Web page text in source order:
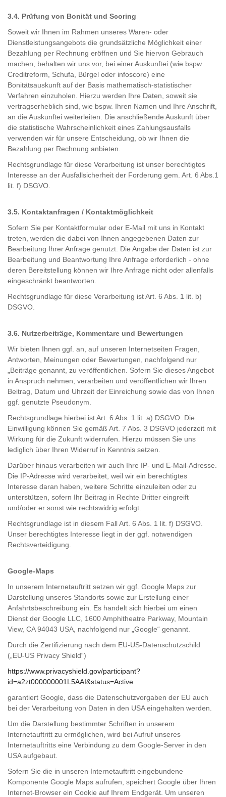
3.4. Prüfung von Bonität und Scoring
Soweit wir Ihnen im Rahmen unseres Waren- oder
Dienstleistungsangebots die grundsätzliche Möglichkeit einer
Bezahlung per Rechnung eröffnen und Sie hiervon Gebrauch
machen, behalten wir uns vor, bei einer Auskunftei (wie bspw.
Creditreform, Schufa, Bürgel oder infoscore) eine
Bonitätsauskunft auf der Basis mathematisch-statistischer
Verfahren einzuholen. Hierzu werden Ihre Daten, soweit sie
vertragserheblich sind, wie bspw. Ihren Namen und Ihre Anschrift,
an die Auskunftei weiterleiten. Die anschließende Auskunft über
die statistische Wahrscheinlichkeit eines Zahlungsausfalls
verwenden wir für unsere Entscheidung, ob wir Ihnen die
Bezahlung per Rechnung anbieten.
Rechtsgrundlage für diese Verarbeitung ist unser berechtigtes
Interesse an der Ausfallsicherheit der Forderung gem. Art. 6 Abs.1
lit. f) DSGVO.
3.5. Kontaktanfragen / Kontaktmöglichkeit
Sofern Sie per Kontaktformular oder E-Mail mit uns in Kontakt
treten, werden die dabei von Ihnen angegebenen Daten zur
Bearbeitung Ihrer Anfrage genutzt. Die Angabe der Daten ist zur
Bearbeitung und Beantwortung Ihre Anfrage erforderlich - ohne
deren Bereitstellung können wir Ihre Anfrage nicht oder allenfalls
eingeschränkt beantworten.
Rechtsgrundlage für diese Verarbeitung ist Art. 6 Abs. 1 lit. b)
DSGVO.
3.6. Nutzerbeiträge, Kommentare und Bewertungen
Wir bieten Ihnen ggf. an, auf unseren Internetseiten Fragen,
Antworten, Meinungen oder Bewertungen, nachfolgend nur
„Beiträge genannt, zu veröffentlichen. Sofern Sie dieses Angebot
in Anspruch nehmen, verarbeiten und veröffentlichen wir Ihren
Beitrag, Datum und Uhrzeit der Einreichung sowie das von Ihnen
ggf. genutzte Pseudonym.
Rechtsgrundlage hierbei ist Art. 6 Abs. 1 lit. a) DSGVO. Die
Einwilligung können Sie gemäß Art. 7 Abs. 3 DSGVO jederzeit mit
Wirkung für die Zukunft widerrufen. Hierzu müssen Sie uns
lediglich über Ihren Widerruf in Kenntnis setzen.
Darüber hinaus verarbeiten wir auch Ihre IP- und E-Mail-Adresse.
Die IP-Adresse wird verarbeitet, weil wir ein berechtigtes
Interesse daran haben, weitere Schritte einzuleiten oder zu
unterstützen, sofern Ihr Beitrag in Rechte Dritter eingreift
und/oder er sonst wie rechtswidrig erfolgt.
Rechtsgrundlage ist in diesem Fall Art. 6 Abs. 1 lit. f) DSGVO.
Unser berechtigtes Interesse liegt in der ggf. notwendigen
Rechtsverteidigung.
Google-Maps
In unserem Internetauftritt setzen wir ggf. Google Maps zur
Darstellung unseres Standorts sowie zur Erstellung einer
Anfahrtsbeschreibung ein. Es handelt sich hierbei um einen
Dienst der Google LLC, 1600 Amphitheatre Parkway, Mountain
View, CA 94043 USA, nachfolgend nur „Google“ genannt.
Durch die Zertifizierung nach dem EU-US-Datenschutzschild
(„EU-US Privacy Shield“)
https://www.privacyshield.gov/participant?
id=a2zt000000001L5AAI&status=Active
garantiert Google, dass die Datenschutzvorgaben der EU auch
bei der Verarbeitung von Daten in den USA eingehalten werden.
Um die Darstellung bestimmter Schriften in unserem
Internetauftritt zu ermöglichen, wird bei Aufruf unseres
Internetauftritts eine Verbindung zu dem Google-Server in den
USA aufgebaut.
Sofern Sie die in unseren Internetauftritt eingebundene
Komponente Google Maps aufrufen, speichert Google über Ihren
Internet-Browser ein Cookie auf Ihrem Endgerät. Um unseren